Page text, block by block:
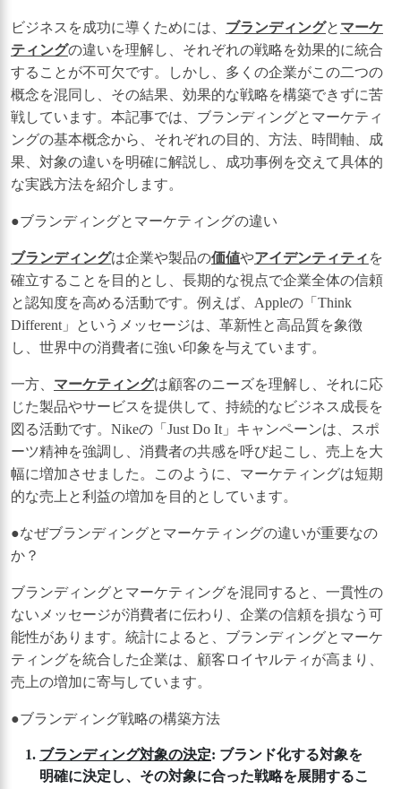
ビジネスを成功に導くためには、 ブランディングと マーケ
ティングの違いを理解し、それぞれの戦略を効果的に統合
することが不可欠です。しかし、多くの企業がこの二つの
概念を混同し、その結果、効果的な戦略を構築できずに苦
戦しています。本記事では、ブランディングとマーケティ
ングの基本概念から、それぞれの目的、方法、時間軸、成
果、対象の違いを明確に解説し、成功事例を交えて具体的
な実践方法を紹介します。
●ブランディングとマーケティングの違い
ブランディングは企業や製品の価値やアイデンティティ を
確立することを目的とし、長期的な視点で企業全体の信頼
と認知度を高める活動です。例えば、Appleの「Think
Different」というメッセージは、革新性と高品質を象徴
し、世界中の消費者に強い印象を与えています。
一方、 マーケティングは顧客のニーズを理解し、それに応
じた製品やサービスを提供して、持続的なビジネス成長を
図る活動です。Nikeの「Just Do It」キャンペーンは、スポ
ーツ精神を強調し、消費者の共感を呼び起こし、売上を大
幅に増加させました。このように、マーケティングは短期
的な売上と利益の増加を目的としています。
●なぜブランディングとマーケティングの違いが重要なの
か？
ブランディングとマーケティングを混同すると、一貫性の
ないメッセージが消費者に伝わり、企業の信頼を損なう可
能性があります。統計によると、ブランディングとマーケ
ティングを統合した企業は、顧客ロイヤルティが高まり、
売上の増加に寄与しています。
●ブランディング戦略の構築方法
ブランディング対象の決定: ブランド化する対象を
明確に決定し、その対象に合った戦略を展開するこ